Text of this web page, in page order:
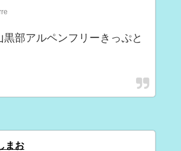
黒部アルペンフリーきっぷと
まお